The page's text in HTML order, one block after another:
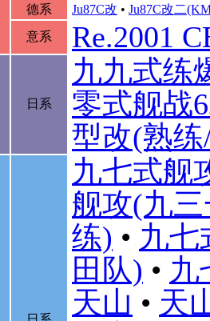
德系 Ju87C改 • Ju87C改二
意系
Re.2001
日系
九九式练
零式舰战
型改(熟
九七式舰
舰攻(九
练) • 九七
田队) • 九
天山 • 天